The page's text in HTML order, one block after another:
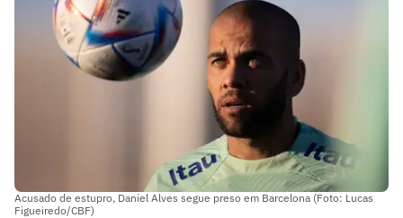
Acusado de estupro, Daniel Alves segue preso em Barcelona (Foto: Lucas
Figueiredo/CBF)